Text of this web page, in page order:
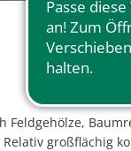
Feldgehölze,
großflächig